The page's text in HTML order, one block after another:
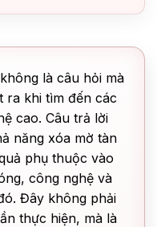
là câu hỏi mà
ra khi tìm đến các
cao. Câu trả lời
năng xóa mờ tàn
phụ thuộc vào
công nghệ và
Đây không phải
thực hiện, mà là